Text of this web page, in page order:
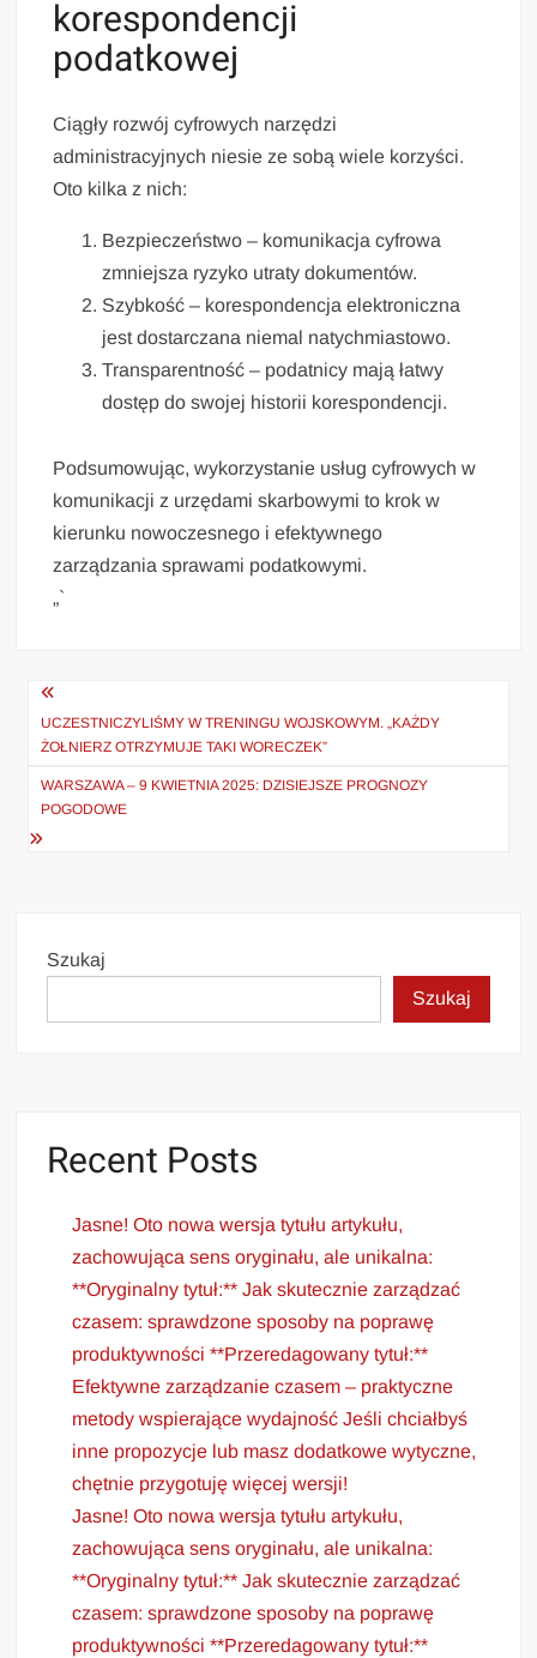
korespondencji
podatkowej
Ciągły rozwój cyfrowych narzędzi
administracyjnych niesie ze sobą wiele korzyści.
Oto kilka z nich:
Bezpieczeństwo – komunikacja cyfrowa
zmniejsza ryzyko utraty dokumentów.
Szybkość – korespondencja elektroniczna
jest dostarczana niemal natychmiastowo.
Transparentność – podatnicy mają łatwy
dostęp do swojej historii korespondencji.
Podsumowując, wykorzystanie usług cyfrowych w
komunikacji z urzędami skarbowymi to krok w
kierunku nowoczesnego i efektywnego
zarządzania sprawami podatkowymi.
„`
Nawigacja
wpisu
UCZESTNICZYLIŚMY W TRENINGU WOJSKOWYM. „KAŻDY
ŻOŁNIERZ OTRZYMUJE TAKI WORECZEK”
WARSZAWA – 9 KWIETNIA 2025: DZISIEJSZE PROGNOZY
POGODOWE
Szukaj
Szukaj
Recent Posts
Jasne! Oto nowa wersja tytułu artykułu,
zachowująca sens oryginału, ale unikalna:
**Oryginalny tytuł:** Jak skutecznie zarządzać
czasem: sprawdzone sposoby na poprawę
produktywności **Przeredagowany tytuł:**
Efektywne zarządzanie czasem – praktyczne
metody wspierające wydajność Jeśli chciałbyś
inne propozycje lub masz dodatkowe wytyczne,
chętnie przygotuję więcej wersji!
Jasne! Oto nowa wersja tytułu artykułu,
zachowująca sens oryginału, ale unikalna:
**Oryginalny tytuł:** Jak skutecznie zarządzać
czasem: sprawdzone sposoby na poprawę
produktywności **Przeredagowany tytuł:**